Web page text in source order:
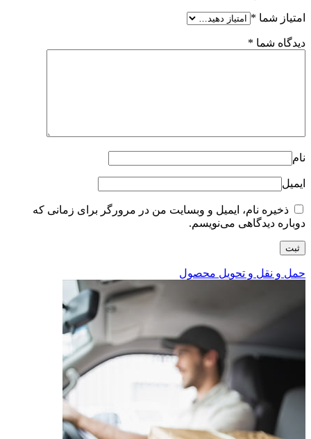
امتیاز شما *
دیدگاه شما *
نام
ایمیل
ذخیره نام، ایمیل و وبسایت من در مرورگر برای زمانی که
دوباره دیدگاهی می‌نویسم.
حمل و نقل و تحویل محصول